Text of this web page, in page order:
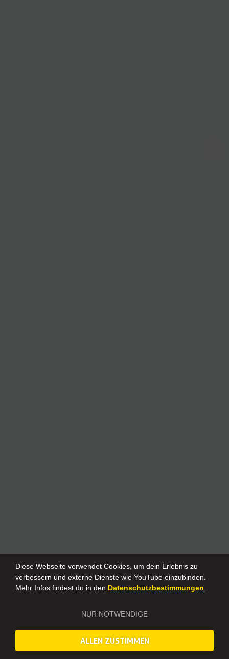
Diese Webseite verwendet Cookies, um dein Erlebnis zu
verbessern und externe Dienste wie YouTube einzubinden.
Mehr Infos findest du in den Datenschutzbestimmungen.
NUR NOTWENDIGE
ALLEN ZUSTIMMEN